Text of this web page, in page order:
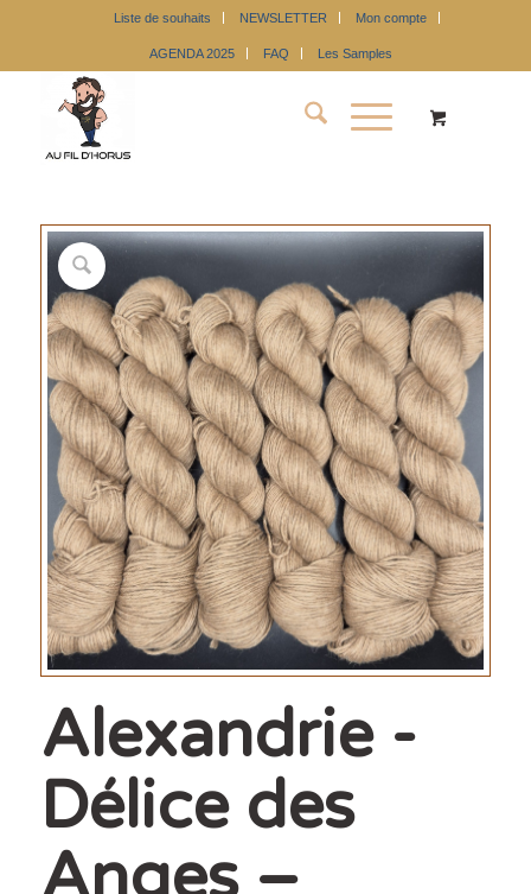
Liste de souhaits NEWSLETTER Mon compte
AGENDA 2025 FAQ Les Samples
Alexandrie -
Délice des
Anges –